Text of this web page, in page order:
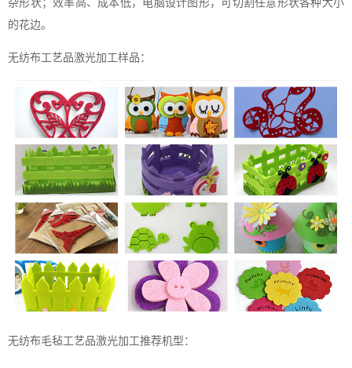
杂形状；效率高、成本低，电脑设计图形，可切割任意形状各种大小
的花边。
无纺布工艺品激光加工样品：
无纺布毛毡工艺品激光加工推荐机型：